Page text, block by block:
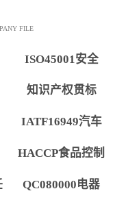
FILE
ISO45001安全
知识产权贯标
IATF16949汽车
HACCP食品控制
QC080000电器